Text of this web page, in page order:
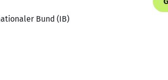
Bund (IB)